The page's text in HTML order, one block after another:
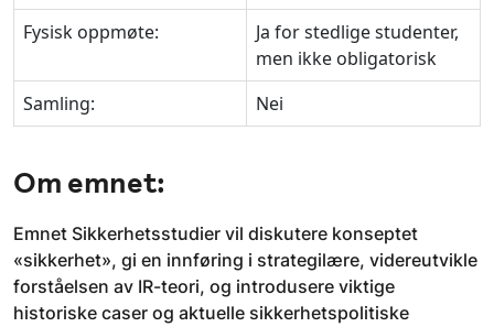
Fysisk oppmøte:
Ja for stedlige studenter,
men ikke obligatorisk
Samling:
Nei
Om emnet:
Emnet Sikkerhetsstudier vil diskutere konseptet
«sikkerhet», gi en innføring i strategilære, videreutvikle
forståelsen av IR-teori, og introdusere viktige
historiske caser og aktuelle sikkerhetspolitiske